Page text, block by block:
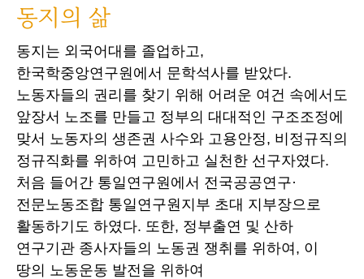
동지의 삶
동지는 외국어대를 졸업하고,
한국학중앙연구원에서 문학석사를 받았다.
노동자들의 권리를 찾기 위해 어려운 여건 속에서도
앞장서 노조를 만들고 정부의 대대적인 구조조정에
맞서 노동자의 생존권 사수와 고용안정, 비정규직의
정규직화를 위하여 고민하고 실천한 선구자였다.
처음 들어간 통일연구원에서 전국공공연구·
전문노동조합 통일연구원지부 초대 지부장으로
활동하기도 하였다. 또한, 정부출연 및 산하
연구기관 종사자들의 노동권 쟁취를 위하여, 이
땅의 노동운동 발전을 위하여